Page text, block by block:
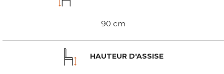
90 cm
HAUTEUR D'ASSISE